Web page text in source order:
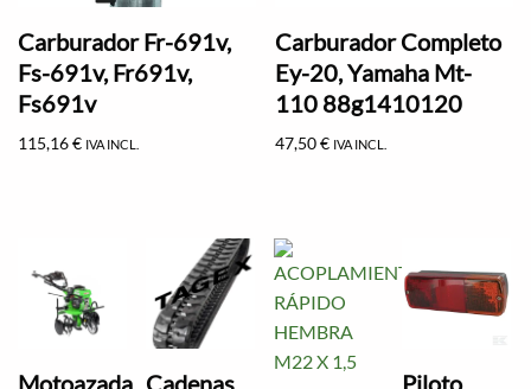
Carburador Fr-691v,
Fs-691v, Fr691v,
Fs691v
115,16€ IVA INCL.
Carburador Completo
Ey-20, Yamaha Mt-
110 88g1410120
47,50€ IVA INCL.
Motoazada Cadenas
Piloto